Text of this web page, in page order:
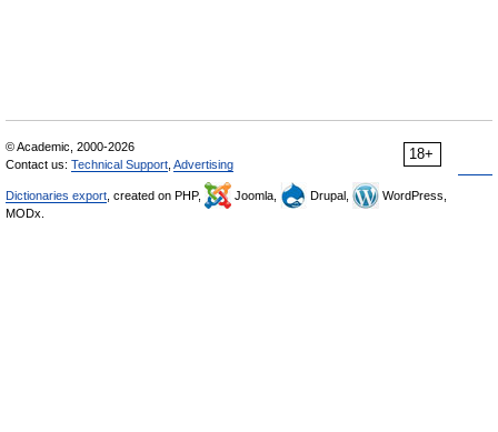
18+
© Academic, 2000-2026
Contact us: Technical Support Advertising
Dictionaries export , created on PHP, Joomla, Drupal,
WordPress,
MODx.